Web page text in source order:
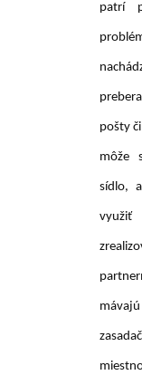
patrí
pošty
môže
sídlo,
využiť